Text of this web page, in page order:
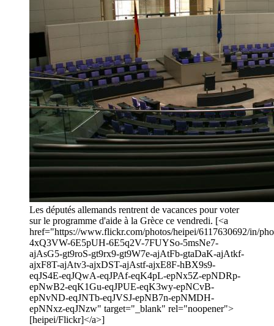
Les députés allemands rentrent de vacances pour voter
sur le programme d'aide à la Grèce ce vendredi. [<a
href="https://www.flickr.com/photos/heipei/6117630692/in/
4xQ3VW-6E5pUH-6E5q2V-7FUYSo-5msNe7-
ajAsG5-gt9roS-gt9rx9-gt9W7e-ajAtFb-gtaDaK-ajAtkf-
ajxF8T-ajAtv3-ajxDST-ajAstf-ajxE8F-hBX9s9-
eqJS4E-eqJQwA-eqJPAf-eqK4pL-epNx5Z-epNDRp-
epNwB2-eqK1Gu-eqJPUE-eqK3wy-epNCvB-
epNvND-eqJNTb-eqJVSJ-epNB7n-epNMDH-
epNNxz-eqJNzw" target="_blank" rel="noopener">
[heipei/Flickr]</a>]